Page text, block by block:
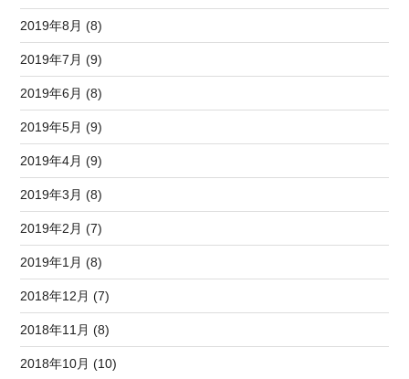
2019年8月 (8)
2019年7月 (9)
2019年6月 (8)
2019年5月 (9)
2019年4月 (9)
2019年3月 (8)
2019年2月 (7)
2019年1月 (8)
2018年12月 (7)
2018年11月 (8)
2018年10月 (10)